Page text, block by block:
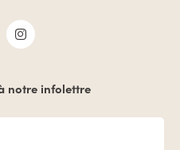
notre infolettre